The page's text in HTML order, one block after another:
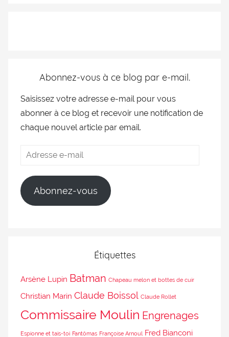
Abonnez-vous à ce blog par e-mail.
Saisissez votre adresse e-mail pour vous
abonner à ce blog et recevoir une notification de
chaque nouvel article par email.
Abonnez-vous
Étiquettes
Arsène Lupin Batman Chapeau melon et bottes de cuir
Christian Marin Claude Boissol Claude Rollet
Commissaire Moulin Engrenages
Espionne et tais-toi Fantômas Françoise Arnoul Fred Bianconi